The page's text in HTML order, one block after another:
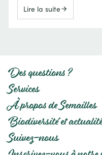
de froid ralentit la
croissance, tandis que les
permet de mieux
interpréter les réactions de
vos plants et d’adapter
votre conduite au fil de la
saison.
Lire la suite
Des questions ?
Services
À propos de Semailles
Biodiversité et
Suivez-nous